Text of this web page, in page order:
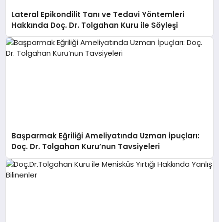
EKONOMI
EĞITIM
Lateral Epikondilit Tanı ve Tedavi Yöntemleri
Hakkında Doç. Dr. Tolgahan Kuru ile Söyleşi
Başparmak Eğriliği Ameliyatında Uzman İpuçları:
Doç. Dr. Tolgahan Kuru’nun Tavsiyeleri